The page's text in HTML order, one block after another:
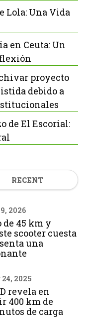
Lola: Una Vida
en Ceuta: Un
proyecto
debido a
de El Escorial:
RECENT
2026
de 45 km y
scooter cuesta
una
24, 2025
revela en
400 km de
de carga